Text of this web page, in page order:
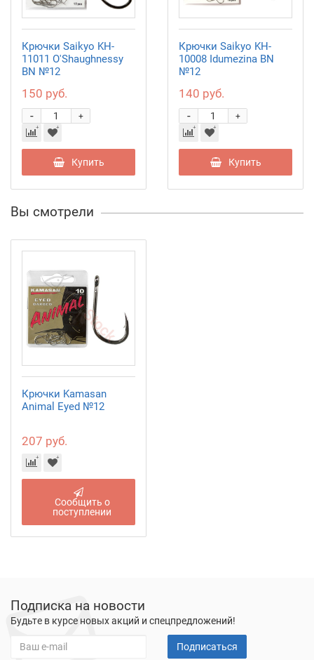
Крючки Saikyo KH-
11011 O'Shaughnessy
BN №12
150 руб.
+
-
Купить
Крючки Saikyo KH-
10008 Idumezina BN
№12
140 руб.
+
-
Купить
Вы смотрели
Крючки Kamasan
Animal Eyed №12
207 руб.
Сообщить о
поступлении
Подписка на новости
Будьте в курсе новых акций и спецпредложений!
Подписаться